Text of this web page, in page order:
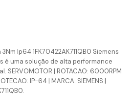
Ip64 1FK70422AK711QB0 Siemens
é uma solução de alta performance
SERVOMOTOR | ROTACAO: 6000RPM
IP-64 | MARCA: SIEMENS |